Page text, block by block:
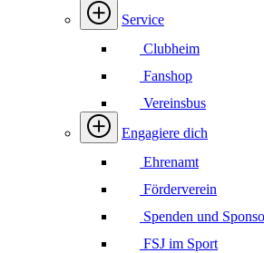
Service
Clubheim
Fanshop
Vereinsbus
Engagiere dich
Ehrenamt
Förderverein
Spenden und
FSJ im Sport